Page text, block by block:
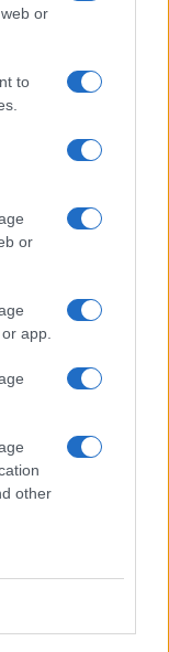
or
to
or
app.
other
της ΔΕΗ για την
πολωνική
Mobility
και Novibet
μαζί: Ανανέωση